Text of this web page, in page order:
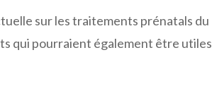
sur les traitements prénatals du
qui pourraient également être utiles